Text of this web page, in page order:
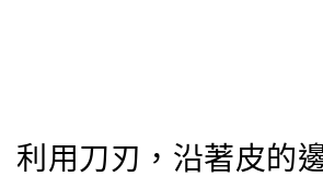
利用刀刃，沿著皮的